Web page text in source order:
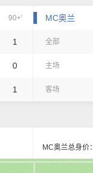
90+'
1
0
1
MC奥兰
全部
主场
客场
MC奥兰总身价：